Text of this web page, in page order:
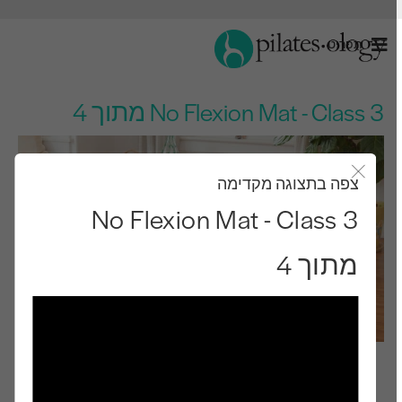
תַפרִיט
No Flexion Mat - Class 3 מתוך 4
סגור את מודאל
צפה בתצוגה מקדימה
No Flexion Mat - Class 3
מתוך 4